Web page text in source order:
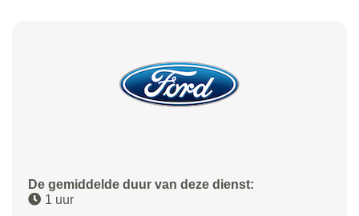
De gemiddelde duur van deze dienst:
1 uur